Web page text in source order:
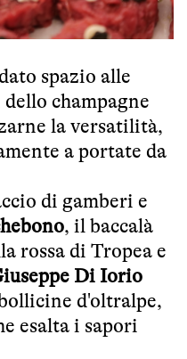
spazio alle
champagne
la versatilità,
a portate da
di gamberi e
, il baccalà
rossa di Tropea e
Di Iorio
d'oltralpe,
esalta i sapori